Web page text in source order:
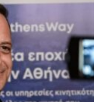
και αθλητικές